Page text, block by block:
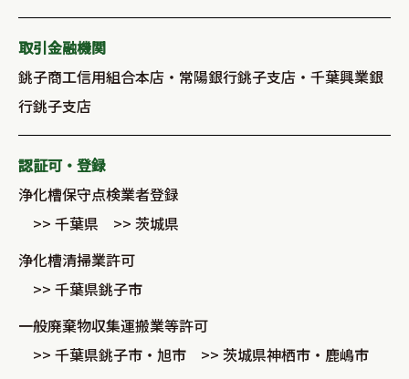
取引金融機関
銚子商工信用組合本店・常陽銀行銚子支店・千葉興業銀
行銚子支店
認証可・登録
浄化槽保守点検業者登録
>> 千葉県 >> 茨城県
浄化槽清掃業許可
>> 千葉県銚子市
一般廃棄物収集運搬業等許可
>> 千葉県銚子市・旭市 >> 茨城県神栖市・鹿嶋市